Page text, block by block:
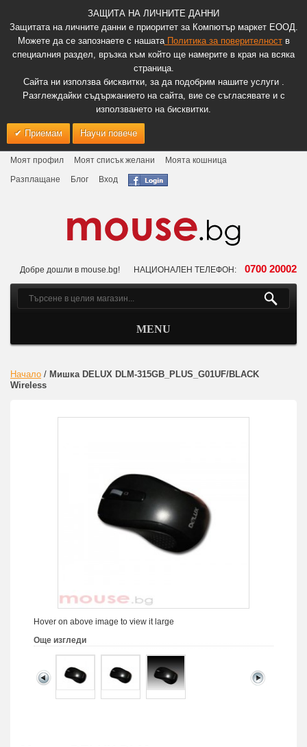
ЗАЩИТА НА ЛИЧНИТЕ ДАННИ
Защитата на личните данни е приоритет за Компютър маркет ЕООД.
Можете да се запознаете с нашатаПолитика за поверителноств
специалния раздел, връзка към който ще намерите в края на всяка
страница.
Сайта ни използва бисквитки, за да подобрим нашите услуги .
Разглеждайки съдържанието на сайта, вие се съгласявате и с
използването на бисквитки.
Приемам Научи повече
Моят профил Моят списък желани
Моята кошница
Разплащане
Блог Вход
Добре дошли в mouse.bg! НАЦИОНАЛЕН ТЕЛЕФОН: 0700 20002
MENU
Начало / Мишка DELUX DLM-315GB_PLUS_G01UF/BLACK
Wireless
Hover on above image to view it large
Още изгледи